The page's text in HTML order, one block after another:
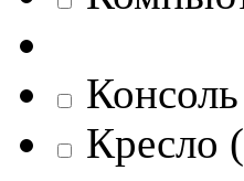
Консоль
Кресло (